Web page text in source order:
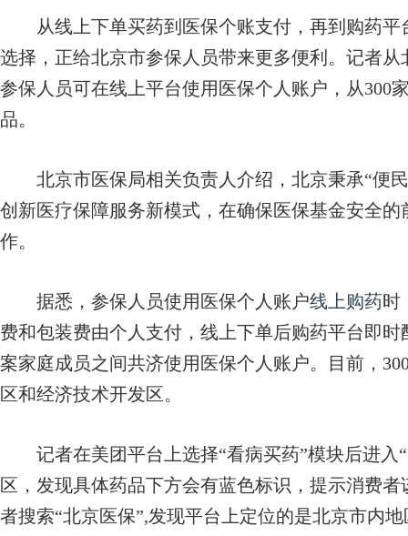
从线上下单买药到医保个账支付，再到购药
选择，正给北京市参保人员带来更多便利。记者
参保人员可在线上平台使用医保个人账户，从300
品。
北京市医保局相关负责人介绍，北京秉承“便民
创新医疗保障服务新模式，在确保医保基金安全
作。
据悉，参保人员使用医保个人账户线上购药时
费和包装费由个人支付，线上下单后购药平台即时
案家庭成员之间共济使用医保个人账户。目前，
区和经济技术开发区。
记者在美团平台上选择“看病买药”模块后进入“
区，发现具体药品下方会有蓝色标识，提示消费
者搜索“北京医保”,发现平台上定位的是北京市内